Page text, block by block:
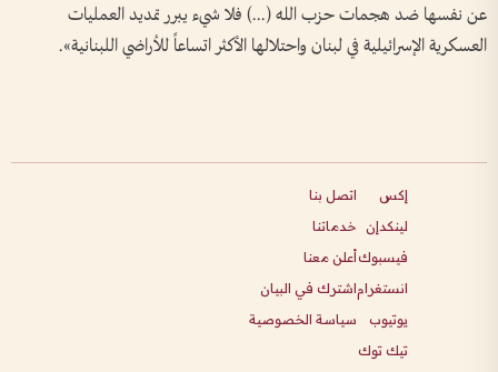
عن نفسها ضد هجمات حزب الله (...) فلا شيء يبرر تمديد العمليات
العسكرية الإسرائيلية في لبنان واحتلالها الأكثر اتساعاً للأراضي اللبنانية».
إكس
لينكدإن
فيسبوك
انستغرام
يوتيوب
تيك توك
اتصل بنا
خدماتنا
أعلن معنا
اشترك في البيان
سياسة الخصوصية